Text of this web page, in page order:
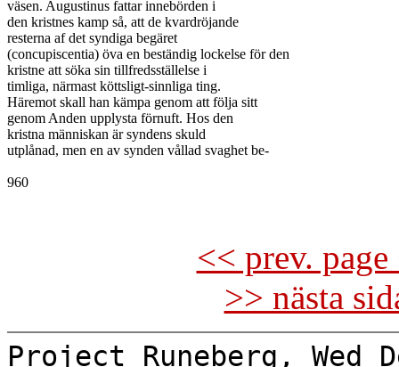
väsen. Augustinus fattar innebörden i
den kristnes kamp så, att de kvardröjande
resterna af det syndiga begäret
(concupiscentia) öva en beständig lockelse för den
kristne att söka sin tillfredsställelse i
timliga, närmast köttsligt-sinnliga ting.
Häremot skall han kämpa genom att följa sitt
genom Anden upplysta förnuft. Hos den
kristna människan är syndens skuld
utplånad, men en av synden vållad svaghet be-
960
<< prev.
>> nästa
Project Runeberg, Wed